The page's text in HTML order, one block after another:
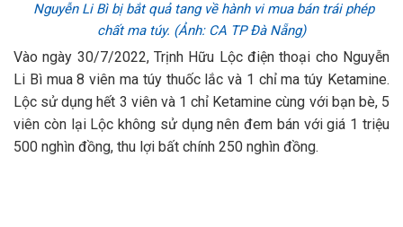
Nguyễn Li Bì bị bắt quả tang về hành vi mua bán trái phép
chất ma túy. (Ảnh: CA TP Đà Nẵng)
Vào ngày 30/7/2022, Trịnh Hữu Lộc điện thoại cho Nguyễn
Li Bì mua 8 viên ma túy thuốc lắc và 1 chỉ ma túy Ketamine.
Lộc sử dụng hết 3 viên và 1 chỉ Ketamine cùng với bạn bè, 5
viên còn lại Lộc không sử dụng nên đem bán với giá 1 triệu
500 nghìn đồng, thu lợi bất chính 250 nghìn đồng.